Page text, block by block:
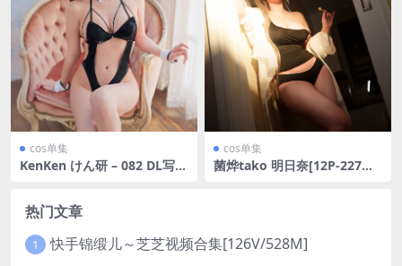
cos单集
KenKen けん研 – 082 DL写真
cos单集
菌烨tako 明日奈[12P-227M
热门文章
1 快手锦缎儿～芝芝视频合集[126V/528M]